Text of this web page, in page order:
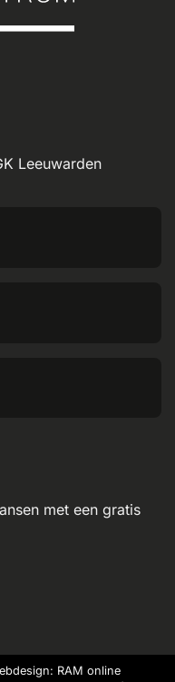
Leeuwarden
met een gratis
RAM online